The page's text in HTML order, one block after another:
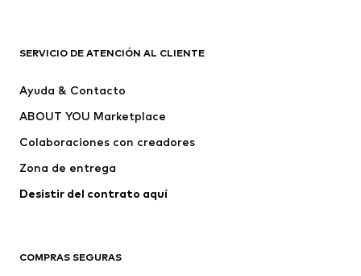
SERVICIO DE ATENCIÓN AL CLIENTE
Ayuda & Contacto
ABOUT YOU Marketplace
Colaboraciones con creadores
Zona de entrega
Desistir del contrato aquí
COMPRAS SEGURAS